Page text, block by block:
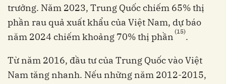
trưởng. Năm 2023, Trung Quốc chiếm 65% thị
phần rau quả xuất khẩu của Việt Nam, dự báo
năm 2024 chiếm khoảng 70% thị phần (15).
Từ năm 2016, đầu tư của Trung Quốc vào Việt
Nam tăng nhanh. Nếu những năm 2012-2015,